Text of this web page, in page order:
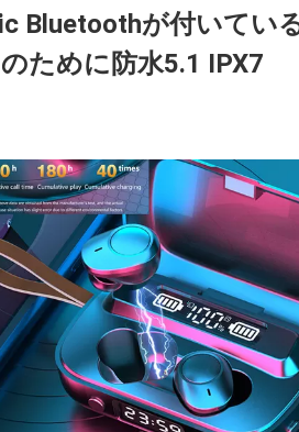
Bluetoothが付いてい
ために防水5.1 IPX7